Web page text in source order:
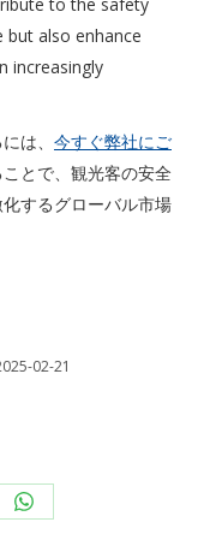
also enhance
increasingly
は、 今すぐ弊社にご
とで、観光客の安全
するグローバル市場
02-21
Share